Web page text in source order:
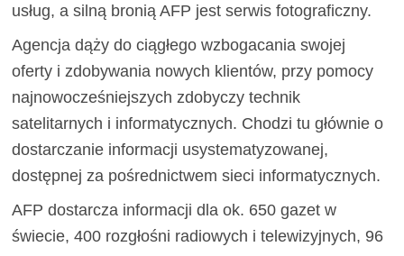
usług, a silną bronią AFP jest serwis fotograficzny.
Agencja dąży do ciągłego wzbogacania swojej
oferty i zdobywania nowych klientów, przy pomocy
najnowocześniejszych zdobyczy technik
satelitarnych i informatycznych. Chodzi tu głównie o
dostarczanie informacji usystematyzowanej,
dostępnej za pośrednictwem sieci informatycznych.
AFP dostarcza informacji dla ok. 650 gazet w
świecie, 400 rozgłośni radiowych i telewizyjnych, 96